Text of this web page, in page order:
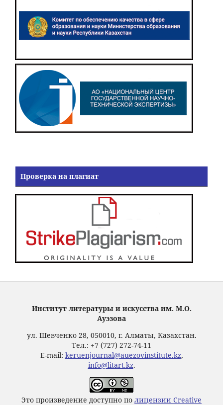
Проверка на плагиат
Институт литературы и искусства им. М.О.
Ауэзова
ул. Шевченко 28, 050010, г. Алматы, Казахстан.
Тел.: +7 (727) 272-74-11
E-mail: keruenjournal@auezovinstitute.kz,
info@litart.kz.
Это произведение доступно по лицензии Creative